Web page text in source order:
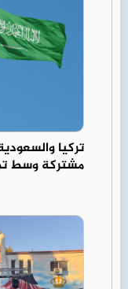
تركيا
مشتركة وسط